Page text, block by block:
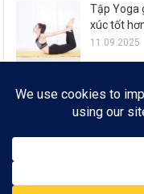
Tập Yoga
xúc tốt
11.09.2025
Zalo ra
triệu